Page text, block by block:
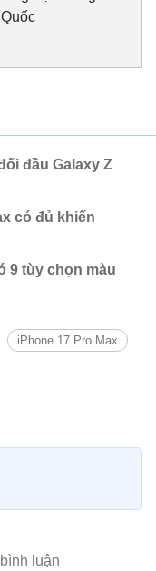
đầu Galaxy Z
có đủ khiến
9 tùy chọn màu
iPhone 17 Pro Max